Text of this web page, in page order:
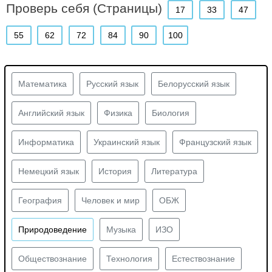
Проверь себя (Страницы) 17 33 47
55 62 72 84 90 100
Математика Русский язык Белорусский язык
Английский язык Физика Биология
Информатика Украинский язык Французский язык
Немецкий язык История Литература
География Человек и мир ОБЖ
Природоведение Музыка ИЗО
Обществознание Технология Естествознание